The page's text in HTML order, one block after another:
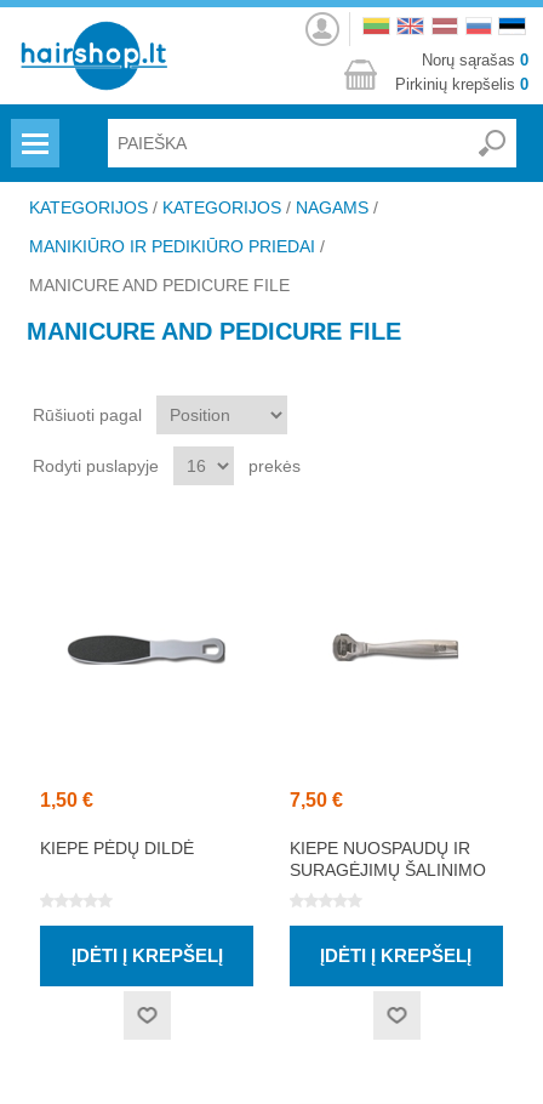
Prisijungti
Norų sąrašas 0
Pirkinių krepšelis 0
KATEGORIJOS / KATEGORIJOS / NAGAMS /
MANIKIŪRO IR PEDIKIŪRO PRIEDAI /
MANICURE AND PEDICURE FILE
MANICURE AND PEDICURE FILE
Rūšiuoti pagal
Rodyti puslapyje prekės
1,50 €
KIEPE PĖDŲ DILDĖ
7,50 €
KIEPE NUOSPAUDŲ IR
SURAGĖJIMŲ ŠALINIMO
PRIEMONĖ